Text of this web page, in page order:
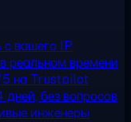
с вашего IP
реальном времени
на Trustpilot
дней, без вопросов
инженеры